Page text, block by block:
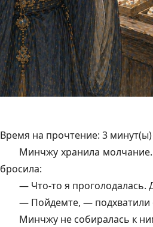
Время на прочтение: 3 минут(ы)
Минчжу хранила молчание.
бросила:
— Что-то я проголодалась.
— Пойдемте, — подхватили
Минчжу не собиралась к